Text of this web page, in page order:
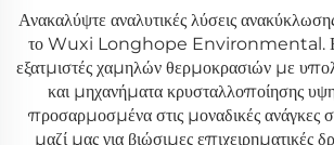
Ανακαλύψτε αναλυτικές λύσεις
το Wuxi Longhope Environmental.
εξατμιστές χαμηλών θερμοκρασιών με
και μηχανήματα κρυσταλλοποίησης
προσαρμοσμένα στις μοναδικές ανάγκες
μαζί μας για βιώσιμες επιχειρηματικές